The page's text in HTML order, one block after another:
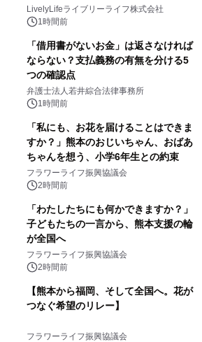
LivelyLifeライブリーライフ株式会社
1時間前
「借用書がないお金」は返さなければ
ならない？支払義務の有無を分ける5
つの確認点
弁護士法人若井綜合法律事務所
1時間前
「私にも、お花を届けることはできま
すか？」熊本のおじいちゃん、おばあ
ちゃんを想う、小学6年生との約束
フラワーライフ振興協議会
2時間前
「わたしたちにも何かできますか？」
子どもたちの一言から、熊本支援の輪
が全国へ
フラワーライフ振興協議会
2時間前
【熊本から福岡、そして全国へ。花が
つなぐ希望のリレー】
フラワーライフ振興協議会